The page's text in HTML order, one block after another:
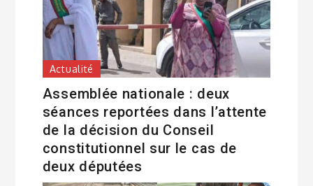
Actualité
Assemblée nationale : deux
séances reportées dans l’attente
de la décision du Conseil
constitutionnel sur le cas de
deux députées